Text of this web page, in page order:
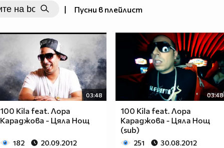
| Пусни в плейлист
03:48
100 Kila feat. Лора
Караджова - Цяла Нощ
182 20.09.2012
03:48
100 Kila feat. Лора
Караджова - Цяла Нощ
(sub)
251 30.08.2012